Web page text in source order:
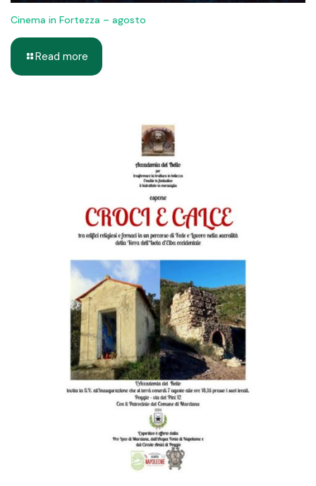
Cinema in Fortezza – agosto
Read more